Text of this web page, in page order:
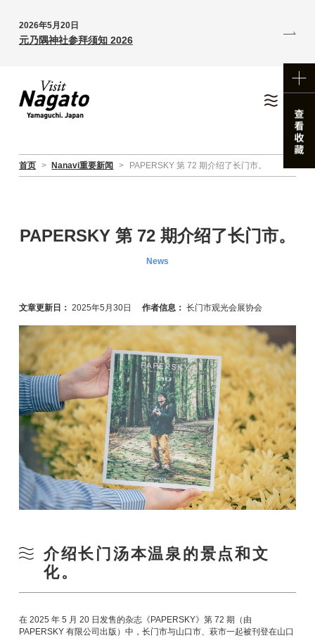
2026年5月20日
元乃隅神社参拜须知 2026
首页 > Nanavi重要新闻 > PAPERSKY 第 72 期介绍了长门市。
PAPERSKY 第 72 期介绍了长门市。
News
文章更新日： 2025年5月30日 作者信息： 长门市观光会展协会
介绍长门汤本温泉的景点和文
化。
在 2025 年 5 月 20 日发售的杂志《PAPERSKY》第 72 期（由
PAPERSKY 有限公司出版）中，长门市与山口市、萩市一起被刊登在山口